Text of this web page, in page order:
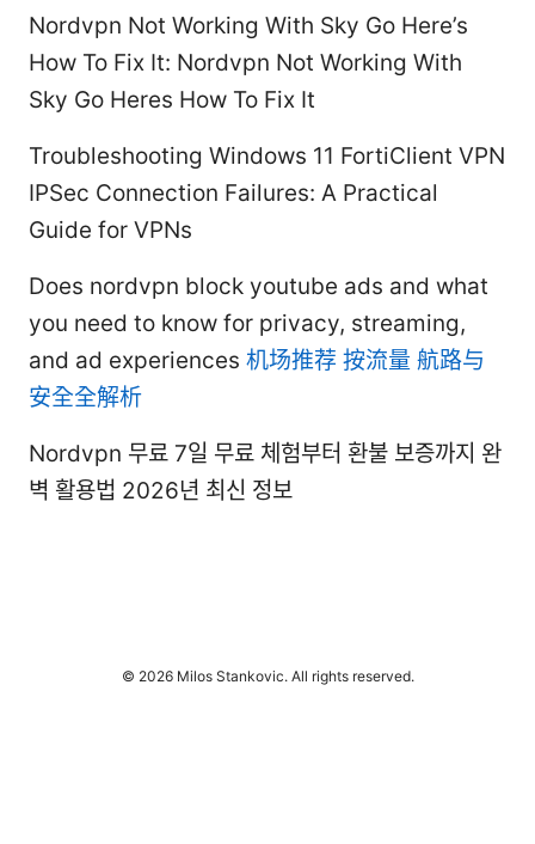
Nordvpn Not Working With Sky Go Here’s
How To Fix It: Nordvpn Not Working With
Sky Go Heres How To Fix It
Troubleshooting Windows 11 FortiClient VPN
IPSec Connection Failures: A Practical
Guide for VPNs
Does nordvpn block youtube ads and what
you need to know for privacy, streaming,
and ad experiences 机场推荐 按流量 航路与
安全全解析
Nordvpn 무료 7일 무료 체험부터 환불 보증까지 완
벽 활용법 2026년 최신 정보
© 2026 Milos Stankovic. All rights reserved.